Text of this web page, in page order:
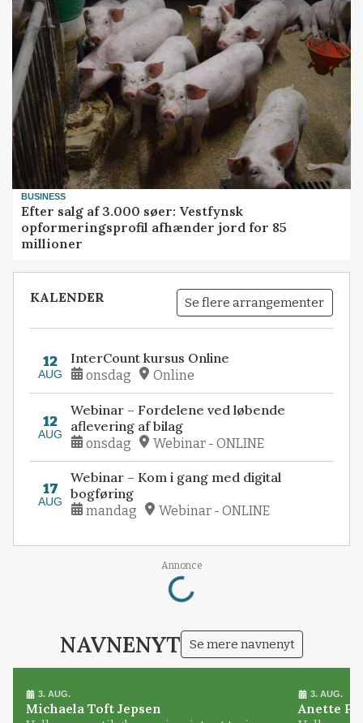
BUSINESS
Efter salg af 3.000 søer: Vestfynsk
opformeringsprofil afhænder jord for 85
millioner
KALENDER Se flere arrangementer
12
AUG
InterCount kursus Online
onsdag Online
12
AUG
Webinar – Fordelene ved løbende
aflevering af bilag
onsdag Webinar - ONLINE
17
AUG
Webinar – Kom i gang med digital
bogføring
mandag Webinar - ONLINE
Annonce
Loading...
NAVNENYT Se mere navnenyt
3. AUG.
Michaela Toft Jepsen
3. AUG.
Anette